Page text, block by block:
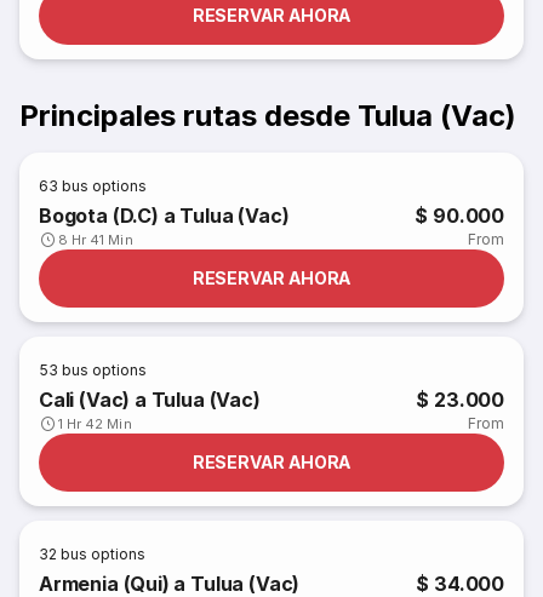
RESERVAR AHORA
Principales rutas desde Tulua (Vac)
63 bus options
Bogota (D.C) a Tulua (Vac)
8 Hr 41 Min
$ 90.000
From
RESERVAR AHORA
53 bus options
Cali (Vac) a Tulua (Vac)
1 Hr 42 Min
$ 23.000
From
RESERVAR AHORA
32 bus options
Armenia (Qui) a Tulua (Vac) $ 34.000